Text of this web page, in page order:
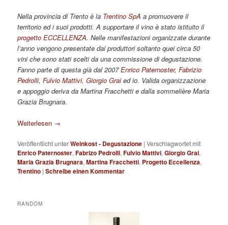
Nella provincia di Trento è la Trentino SpA a promuovere il
territorio ed i suoi prodotti. A supportare il vino è stato istituito il
progetto ECCELLENZA. Nelle manifestazioni organizzate durante
l’anno vengono presentate dai produttori soltanto quei circa 50
vini che sono stati scelti da una commissione di degustazione.
Fanno parte di questa già dal 2007Enrico Paternoster,Fabrizio
Pedrolli,Fulvio Mattivi,Giorgio Graied io. Valida organizzazione
e appoggio deriva da Martina Fracchetti e dalla sommelière Maria
Grazia Brugnara.
Weiterlesen →
Veröffentlicht unterWeinkost - Degustazione |Verschlagwortet mit
Enrico Paternoster,Fabrizo Pedrolli,Fulvio Mattivi,Giorgio Grai,
Maria Grazia Brugnara,Martina Fracchetti, Progetto Eccellenza,
Trentino |Schreibe einen Kommentar
RANDOM